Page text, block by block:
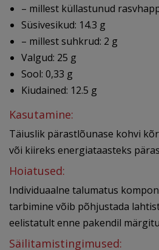
– millest küllastunud
Süsivesikud: 14.3 g
– millest suhkrud: 2 g
Valgud: 25 g
Sool: 0,33 g
Kiudained: 12.5 g
Kasutamine:
Täiuslik pärastlõunase kohvi
või kiireks energiataasteks
Hoiatused:
Individuaalne talumatus
tarbimine võib põhjustada
eelistatult enne pakendil
Säilitamistingimused: